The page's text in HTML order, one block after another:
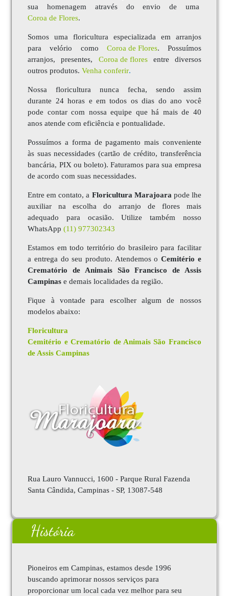
sua homenagem através do envio de uma
Coroa de Flores.
Somos uma floricultura especializada em arranjos
para velório como Coroa de Flores. Possuímos
arranjos, presentes, Coroa de floresentre diversos
outros produtos.Venha conferir.
Nossa floricultura nunca fecha, sendo assim
durante 24 horas e em todos os dias do ano você
pode contar com nossa equipe que há mais de 40
anos atende com eficiência e pontualidade.
Possuímos a forma de pagamento mais conveniente
às suas necessidades (cartão de crédito, transferência
bancária, PIX ou boleto). Faturamos para sua empresa
de acordo com suas necessidades.
Entre em contato, a Floricultura Marajoara pode lhe
auxiliar na escolha do arranjo de flores mais
adequado para ocasião. Utilize também nosso
WhatsApp(11) 977302343
Estamos em todo território do brasileiro para facilitar
a entrega do seu produto. Atendemos o Cemitério e
Crematório de Animais São Francisco de Assis
Campinas e demais localidades da região.
Fique à vontade para escolher algum de nossos
modelos abaixo:
Floricultura
Cemitério e Crematório de Animais São Francisco
de Assis Campinas
Rua Lauro Vannucci, 1600 - Parque Rural Fazenda
Santa Cândida, Campinas - SP, 13087-548
História
Pioneiros em Campinas, estamos desde 1996
buscando aprimorar nossos serviços para
proporcionar um local cada vez melhor para seu